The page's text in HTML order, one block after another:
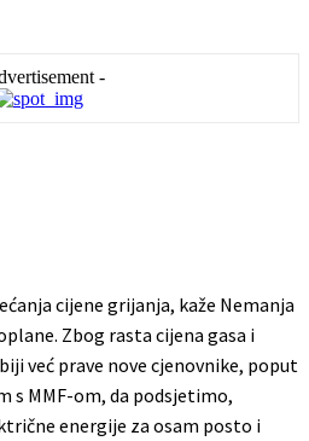
-
cijene grijanja, kaže Nemanja
Zbog rasta cijena gasa i
već prave nove cjenovnike, poput
s MMF-om, da podsjetimo,
energije za osam posto i